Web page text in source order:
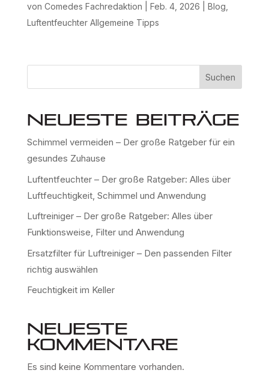
von Comedes Fachredaktion Feb. 4, 2026 Blog
Luftentfeuchter Allgemeine Tipps
Suchen
Neueste Beiträge
Schimmel vermeiden – Der große Ratgeber für ein
gesundes Zuhause
Luftentfeuchter – Der große Ratgeber: Alles über
Luftfeuchtigkeit, Schimmel und Anwendung
Luftreiniger – Der große Ratgeber: Alles über
Funktionsweise, Filter und Anwendung
Ersatzfilter für Luftreiniger – Den passenden Filter
richtig auswählen
Feuchtigkeit im Keller
Neueste
Kommentare
Es sind keine Kommentare vorhanden.